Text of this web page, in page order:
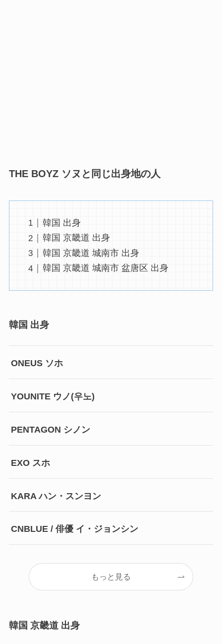
THE BOYZ ソヌと同じ出身地の人
韓国 出身
韓国 京畿道 出身
韓国 京畿道 城南市 出身
韓国 京畿道 城南市 盆唐区 出身
韓国 出身
ONEUS ソホ
YOUNITE ウノ(우노)
PENTAGON シノン
EXO スホ
KARA ハン・スンヨン
CNBLUE / 俳優 イ・ジョンシン
もっと見る
韓国 京畿道 出身